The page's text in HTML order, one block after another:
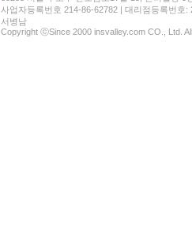
사업자등록번호 214-86-62782 | 대리점등록번호:
서병남
Copyright ⓒSince 2000 insvalley.com CO., Ltd.